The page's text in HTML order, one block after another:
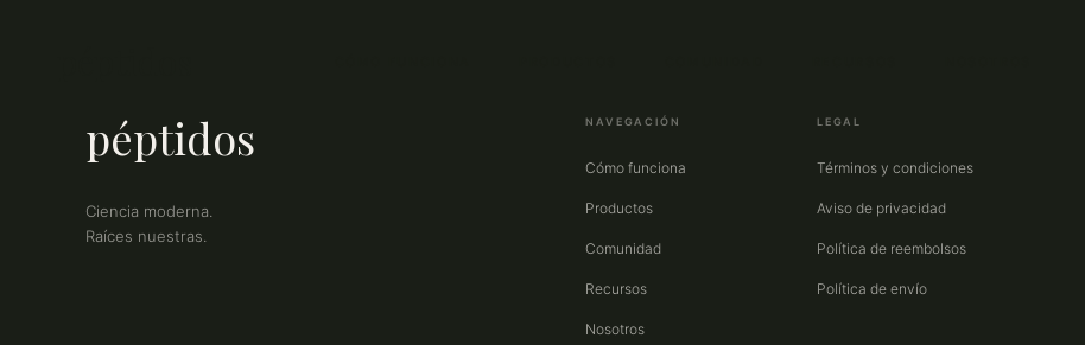
péptidos
Ciencia moderna.
Raíces nuestras.
NAVEGACIÓN
Cómo funciona
Productos
Comunidad
Recursos
Nosotros
LEGAL
Términos y condiciones
Aviso de privacidad
Política de reembolsos
Política de envío